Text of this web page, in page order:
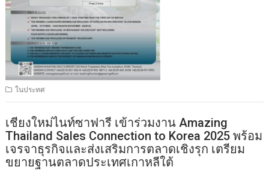
ในประทศ
เชียงใหม่ไนท์ซาฟารี เข้าร่วมงาน Amazing
Thailand Sales Connection to Korea 2025 พร้อม
เจรจาธุรกิจและส่งเสริมการตลาดเชิงรุก เตรียม
ขยายฐานตลาดประเทศเกาหลีใต้